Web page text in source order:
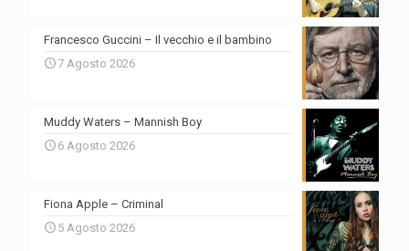
Francesco Guccini – Il vecchio e il bambino
7 Agosto 2026
Muddy Waters – Mannish Boy
6 Agosto 2026
Fiona Apple – Criminal
5 Agosto 2026